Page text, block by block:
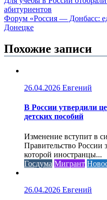
по
записям
абитуриентов
Форум «Россия — Донбасс:
Донецке
Похожие записи
26.04.2026 Евгений
В России утвердили
детских пособий
Изменение вступит в
Правительство России
которой иностранцы...
Госдума Мигрант
26.04.2026 Евгений